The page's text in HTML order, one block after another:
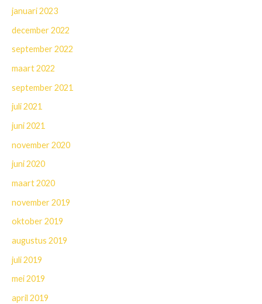
januari 2023
december 2022
september 2022
maart 2022
september 2021
juli 2021
juni 2021
november 2020
juni 2020
maart 2020
november 2019
oktober 2019
augustus 2019
juli 2019
mei 2019
april 2019